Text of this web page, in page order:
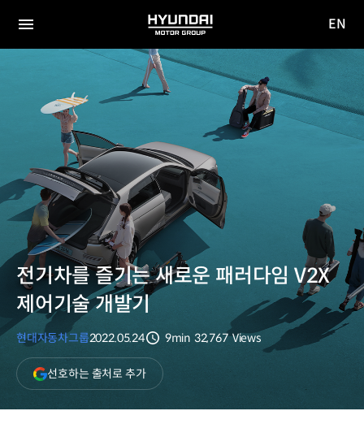
전체
HYUNDAI
MOTOR
GROUP
이동
EN
전기차를 즐기는 새로운 패러다임 V2X
제어기술 개발기
현대자동차그룹2022.05.24
분량
9min 32,767 Views
선호하는 출처로 추가(새
창
열림)